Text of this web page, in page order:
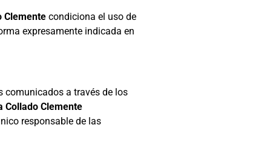
Clemente condiciona el uso de
expresamente indicada en
comunicados a través de los
Collado Clemente
responsable de las